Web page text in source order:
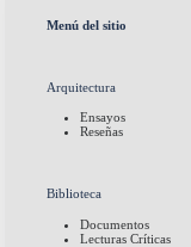
Menú del sitio
Arquitectura
Ensayos
Reseñas
Biblioteca
Documentos
Lecturas Críticas